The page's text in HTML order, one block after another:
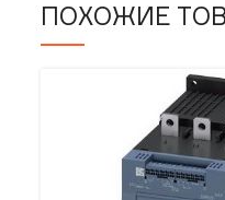
ПОХОЖИЕ